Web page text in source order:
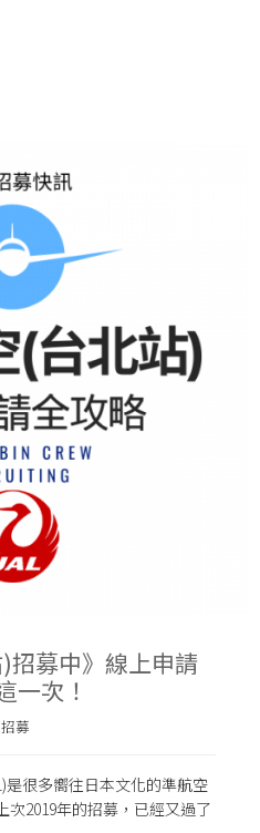
招募中》線上申請
一次！
募
是很多嚮往日本文化的準航空
2019年的招募，已經又過了